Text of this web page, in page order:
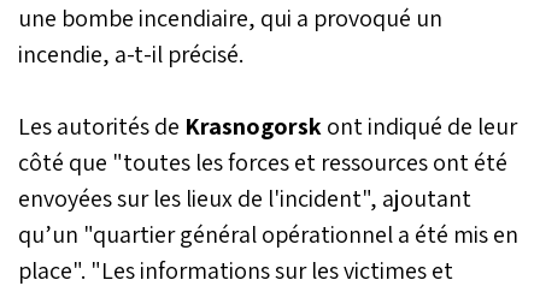
une bombe incendiaire, qui a provoqué un
incendie, a-t-il précisé.
Les autorités de Krasnogorskont indiqué de leur
côté que "toutes les forces et ressources ont été
envoyées sur les lieux de l'incident", ajoutant
qu’un "quartier général opérationnel a été mis en
place". "Les informations sur les victimes et